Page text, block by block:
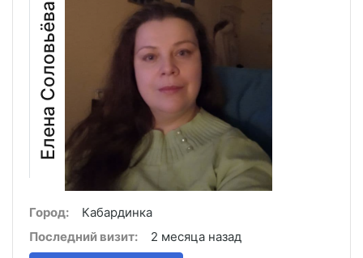
Елена Соловьёва
Город:
Кабардинка
Последний визит:
2 месяца назад